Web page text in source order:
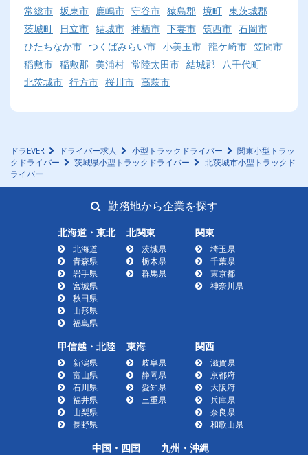
常総市 坂東市 鹿嶋市 守谷市 猿島郡 境町 東茨城郡
茨城町
日立市 結城市 神栖市 下妻市 筑西市 石岡市
ひたちなか市 つくばみらい市 小美玉市 龍ケ崎市 笠間市
稲敷市 稲敷郡 美浦村 常陸太田市 結城郡
八千代町
北茨城市 行方市 桜川市 高萩市
ドラEVER ドライバー求人 小型トラックドライバー
関東小型トラッ
クドライバー
茨城県小型トラックドライバー
北茨城市小型トラックド
ライバー
勤務地から企業を探す
北海道・東北
北海道
青森県
岩手県
宮城県
秋田県
山形県
福島県
北関東
茨城県
栃木県
群馬県
関東
埼玉県
千葉県
東京都
神奈川県
甲信越・北陸
新潟県
富山県
石川県
福井県
山梨県
長野県
東海
岐阜県
静岡県
愛知県
三重県
関西
滋賀県
京都府
大阪府
兵庫県
奈良県
和歌山県
中国・四国 九州・沖縄